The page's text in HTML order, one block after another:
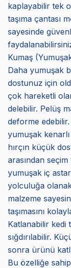
kaplayabilir tek
taşıma çantası
sayesinde
Kumaş
Daha yumuşak
dostunuz için
çok hareketli
delebilir. Pelüş
deforme
yumuşak
hırçın küçük
arasından
yumuşak iç
yolculuğa
malzeme
taşımasını
Katlanabilir kedi
sığdırılabilir.
sonra ürünü
Bu özelliğe